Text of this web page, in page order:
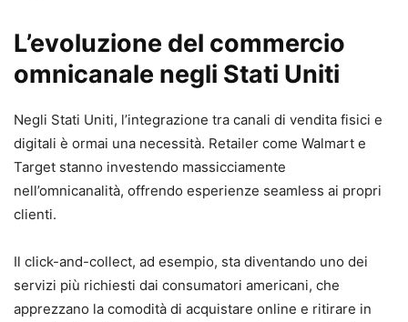
L’evoluzione del commercio
omnicanale negli Stati Uniti
Negli Stati Uniti, l’integrazione tra canali di vendita fisici e
digitali è ormai una necessità. Retailer come Walmart e
Target stanno investendo massicciamente
nell’omnicanalità, offrendo esperienze seamless ai propri
clienti.
Il click-and-collect, ad esempio, sta diventando uno dei
servizi più richiesti dai consumatori americani, che
apprezzano la comodità di acquistare online e ritirare in